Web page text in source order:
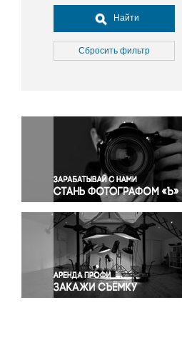
Досуг, туризм и отдых
Культура
Медицина
Окружающая среда
Политика
Правосудие
Происшествия и конфликты
Религия
Светская жизнь
Спорт
Экология
Экономика и бизнес
Найти
Сбросить фильтр